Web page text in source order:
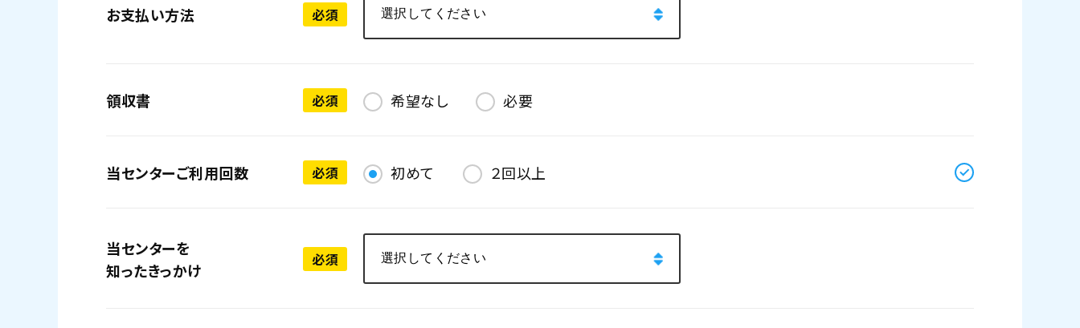
お支払い方法 必須
領収書 必須 希望なし 必要
当センターご利用回数 必須 初めて ２回以上
当センターを
知ったきっかけ
必須